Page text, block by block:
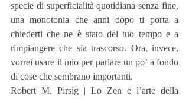
specie di superficialità quotidiana senza fine,
una monotonia che anni dopo ti porta a
chiederti che ne è stato del tuo tempo e a
rimpiangere che sia trascorso. Ora, invece,
vorrei usare il mio per parlare un po’ a fondo
di cose che sembrano importanti.
Robert M. Pirsig | Lo Zen e l’arte della